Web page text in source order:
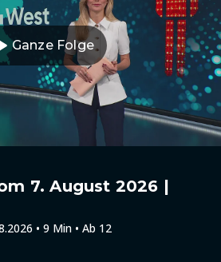
Ganze Folge
7. August 2026 |
• 9 Min • Ab 12